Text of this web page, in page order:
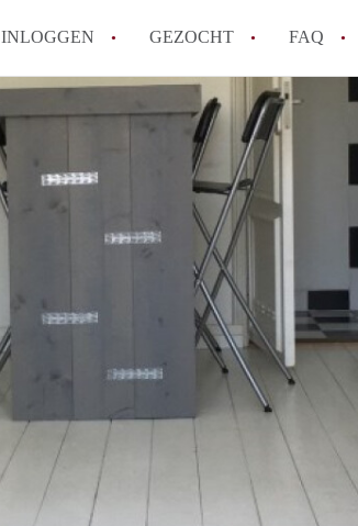
INLOGGEN GEZOCHT FAQ
How to translate AppartementDenHaag!
Wat is Appartement-DenHaag?
Hoeveel kost het om te reageren op een
Wat is de privacyverklaring van
Berekent Appartement-DenHaag
makelaarsvergoeding/
Alle veelgestelde vragen